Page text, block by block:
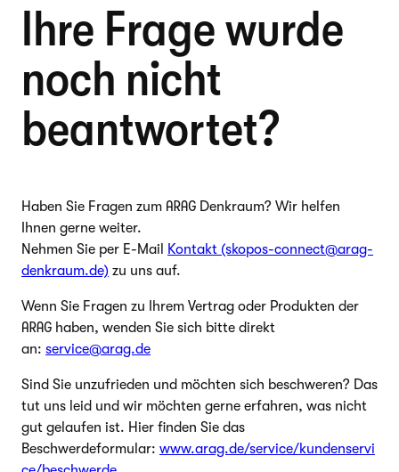
Ihre Frage wurde
noch nicht
beantwortet?
Haben Sie Fragen zum ARAG Denkraum? Wir helfen
Ihnen gerne weiter.
Nehmen Sie per E-Mail
Kontakt (skopos-connect@arag-
denkraum.de) zu uns auf.
Wenn Sie Fragen zu Ihrem Vertrag oder Produkten der
ARAG haben, wenden Sie sich bitte direkt
an: service@arag.de
Sind Sie unzufrieden und möchten sich beschweren? Das
tut uns leid und wir möchten gerne erfahren, was nicht
gut gelaufen ist. Hier finden Sie das
Beschwerdeformular: www.arag.de/service/kundenservi